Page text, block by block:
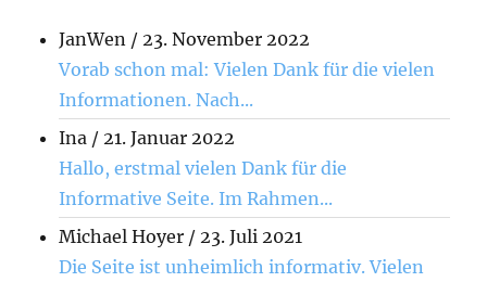
JanWen /23. November 2022
Vorab schon mal: Vielen Dank für die vielen
Informationen. Nach...
Ina /21. Januar 2022
Hallo, erstmal vielen Dank für die
Informative Seite. Im Rahmen...
Michael Hoyer /23. Juli 2021
Die Seite ist unheimlich informativ. Vielen